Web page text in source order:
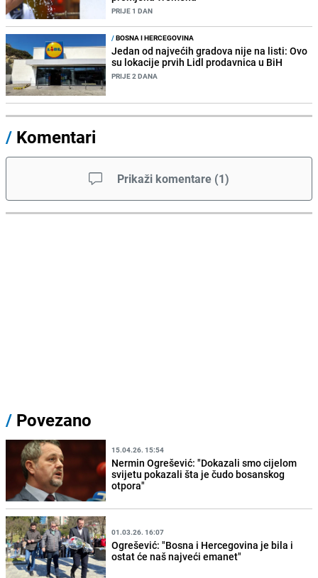
PRIJE 1 DAN
/BOSNA I HERCEGOVINA
Jedan od najvećih gradova nije na listi: Ovo
su lokacije prvih Lidl prodavnica u BiH
PRIJE 2 DANA
/ Komentari
Prikaži komentare (1)
/ Povezano
15.04.26. 15:54
Nermin Ogrešević: "Dokazali smo cijelom
svijetu pokazali šta je čudo bosanskog
otpora"
01.03.26. 16:07
Ogrešević: "Bosna i Hercegovina je bila i
ostat će naš najveći emanet"